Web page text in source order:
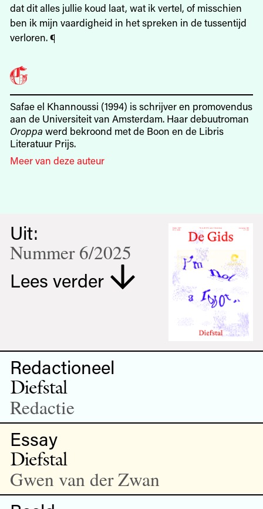
dat dit alles jullie koud laat, wat ik vertel, of misschien
ben ik mijn vaardigheid in het spreken in de tussentijd
verloren. ¶
Safae el Khannoussi (1994) is schrijver en promovendus
aan de Universiteit van Amsterdam. Haar debuutroman
Oroppa werd bekroond met de Boon en de Libris
Literatuur Prijs.
Meer van deze auteur
Uit:
Nummer 6/2025
Lees verder
Redactioneel
Diefstal
Redactie
Essay
Diefstal
Gwen van der Zwan